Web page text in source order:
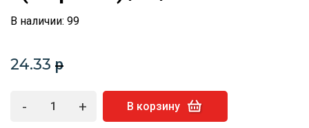
В наличии: 99
24.33 p
- + В корзину